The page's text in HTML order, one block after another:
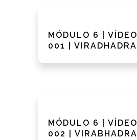
MÓDULO 6 |
001 |
MÓDULO 6 |
002 |